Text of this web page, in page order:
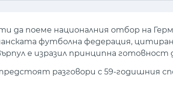
да поеме националния отбор на
футболна федерация,
е изразил принципна готовност
разговори с 59-годишния